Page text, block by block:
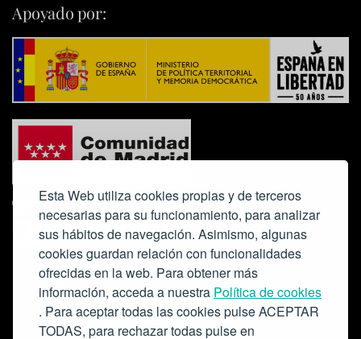
Esta Web utiliza cookies propias y de terceros
necesarias para su funcionamiento, para analizar
sus hábitos de navegación. Asimismo, algunas
cookies guardan relación con funcionalidades
ofrecidas en la web. Para obtener más
información, acceda a nuestra Política de cookies
. Para aceptar todas las cookies pulse ACEPTAR
TODAS, para rechazar todas pulse en
Apoyado por:
Colabora: